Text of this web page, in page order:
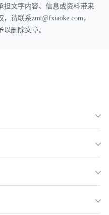
担文字内容、信息或资料带来
请联系zmt@fxiaoke.com，
删除文章。